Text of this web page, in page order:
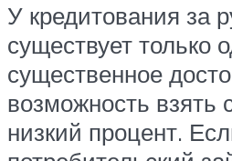
У кредитования за
существует только
существенное
возможность взять
низкий процент.